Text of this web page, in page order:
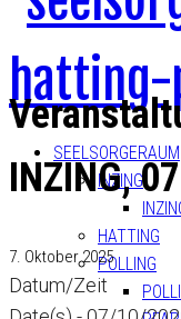
SEELSORGERAUM
INZING
HATTING
POLLING
INZING,
7. Oktober 2025
Datum/Zeit